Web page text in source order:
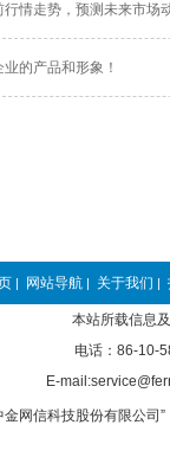
情走势，预测未来市场
的产品和形象！
| 网站导航 | 关于我们 |
本站所载信息
电话：86-10-
E-
金网信科技股份有限公司